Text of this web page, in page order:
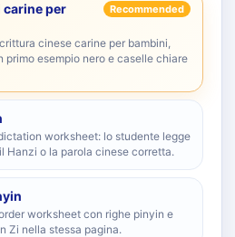
carine per
Recommended
cinese carine per bambini,
primo esempio nero e caselle chiare
worksheet: lo studente legge
Hanzi o la parola cinese corretta.
worksheet con righe pinyin e
Zi nella stessa pagina.